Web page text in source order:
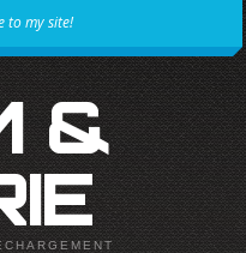
to my site!